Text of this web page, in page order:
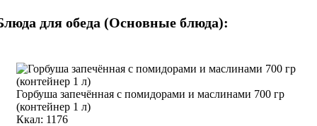
для обеда (Основные блюда):
Горбуша запечённая с помидорами и маслинами 700 гр
(контейнер 1 л)
Ккал: 1176